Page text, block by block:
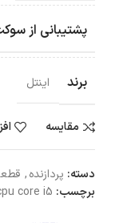
پشتیبانی از
برند اینتل
مقایسه
دسته: پردازنده,
برچسب: core i5